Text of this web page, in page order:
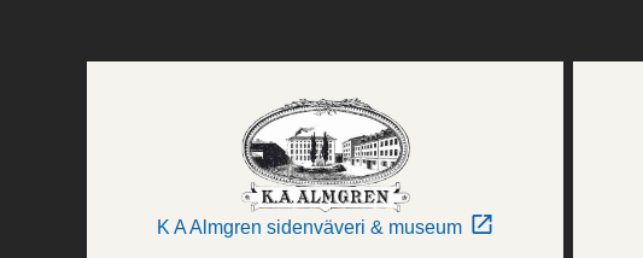
K A Almgren sidenväveri & museum